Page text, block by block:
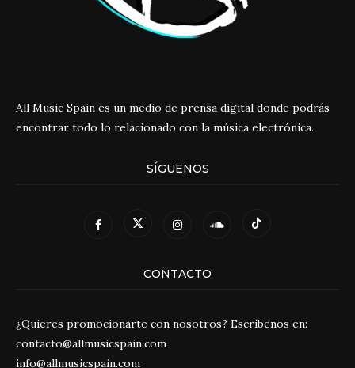
All Music Spain es un medio de prensa digital donde podrás
encontrar todo lo relacionado con la música electrónica.
SÍGUENOS
CONTACTO
¿Quieres promocionarte con nosotros? Escríbenos en:
contacto@allmusicspain.com
info@allmusicspain.com